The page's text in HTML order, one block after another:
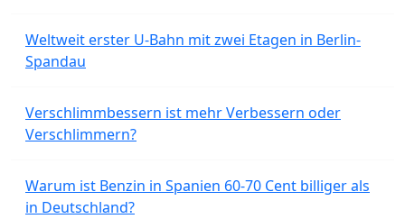
Weltweit erster U-Bahn mit zwei Etagen in Berlin-
Spandau
Verschlimmbessern ist mehr Verbessern oder
Verschlimmern?
Warum ist Benzin in Spanien 60-70 Cent billiger als
in Deutschland?